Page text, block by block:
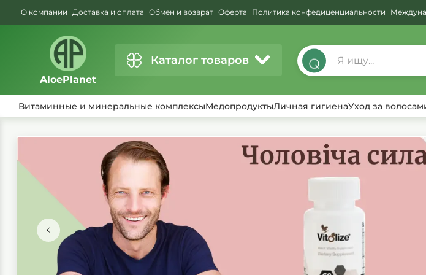
О компании Доставка и оплата Обмен и возврат Оферта Политика конфедиценциальности
AloePlanet
Каталог товаров ⌕
Витаминные и минеральные комплексыМедопродуктыЛичная гигиенаУход за